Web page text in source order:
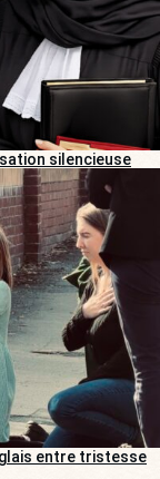
silencieuse
entre tristesse